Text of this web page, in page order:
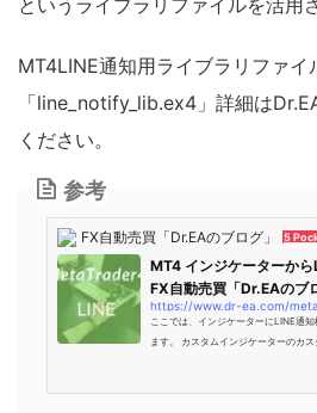
MT4LINE通知用ライブラリファイ
「line_notify_lib.ex4」詳細は
ください。
参考
FX自動売買「Dr.EAのブログ」 5
MT4 インジケーターから
FX自動売買「Dr.EAのブ
ここでは、インジケーターにLINE通
ます。 カスタムインジケーターのカ